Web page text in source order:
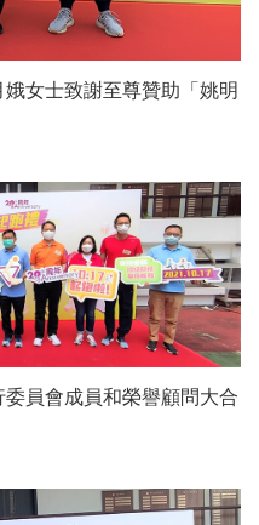
女士致謝至尊贊助「姚明
員會成員和榮譽顧問大合